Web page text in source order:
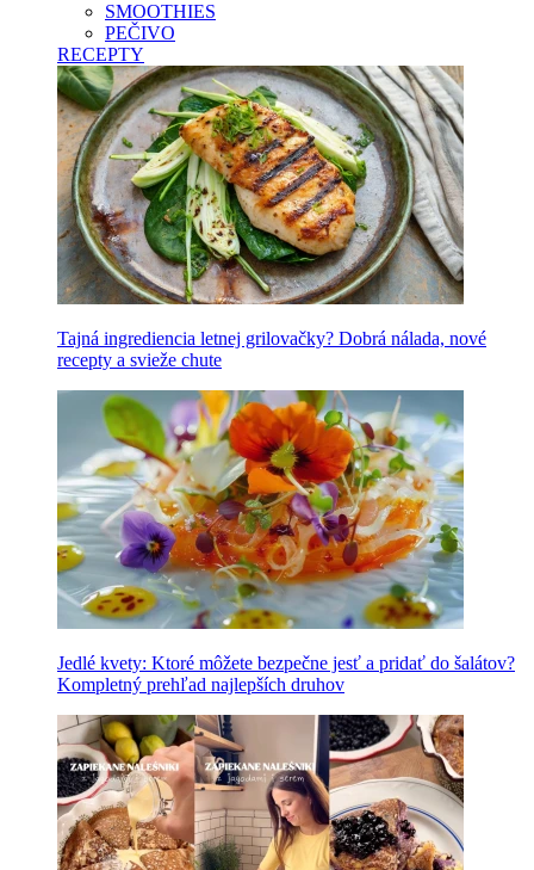
SMOOTHIES
PEČIVO
RECEPTY
Tajná ingrediencia letnej grilovačky? Dobrá nálada, nové
recepty a svieže chute
Jedlé kvety: Ktoré môžete bezpečne jesť a pridať do šalátov?
Kompletný prehľad najlepších druhov